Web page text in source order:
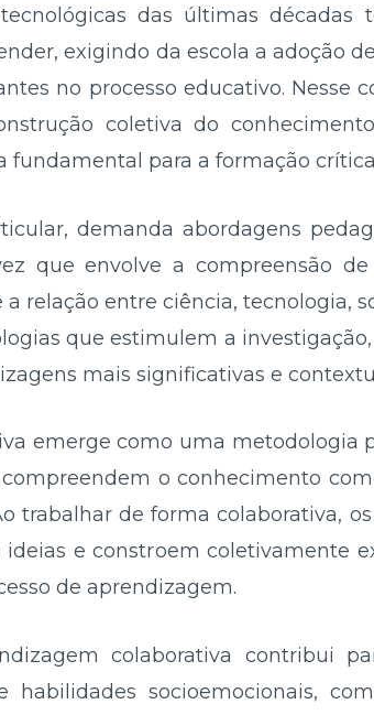
das últimas décadas
exigindo da escola a adoção
no processo educativo. Nesse
coletiva do
fundamental para a formação
demanda abordagens
que envolve a compreensão
relação entre ciência, tecnologia,
que estimulem a
mais significativas e
emerge como uma metodologia
o conhecimento
trabalhar de forma colaborativa,
e constroem coletivamente
de aprendizagem.
colaborativa contribui
socioemocionais,